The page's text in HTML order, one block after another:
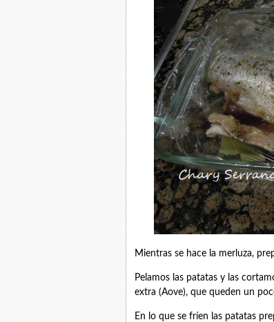
Mientras se hace la merluza,
Pelamos las patatas y las
extra (Aove), que queden un
En lo que se fríen las patatas